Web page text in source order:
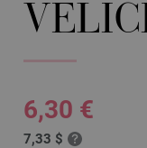
6,30 €
7,33 $